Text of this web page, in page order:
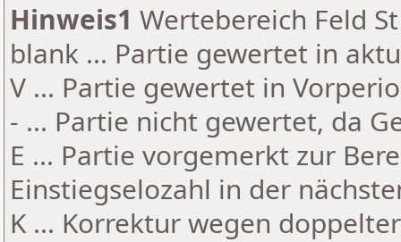
Hinweis1 Wertebereich Feld
blank ... Partie gewertet in
V ... Partie gewertet in
- ... Partie nicht gewertet, da
E ... Partie vorgemerkt zur
Einstiegselozahl in der
K ... Korrektur wegen